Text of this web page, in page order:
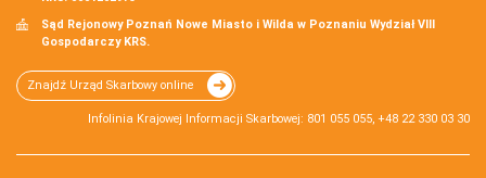
Sąd Rejonowy Poznań Nowe Miasto i Wilda w Poznaniu Wydział VIII
Gospodarczy KRS.
Znajdź Urząd Skarbowy online
Infolinia Krajowej Informacji Skarbowej: 801 055 055, +48 22 330 03 30